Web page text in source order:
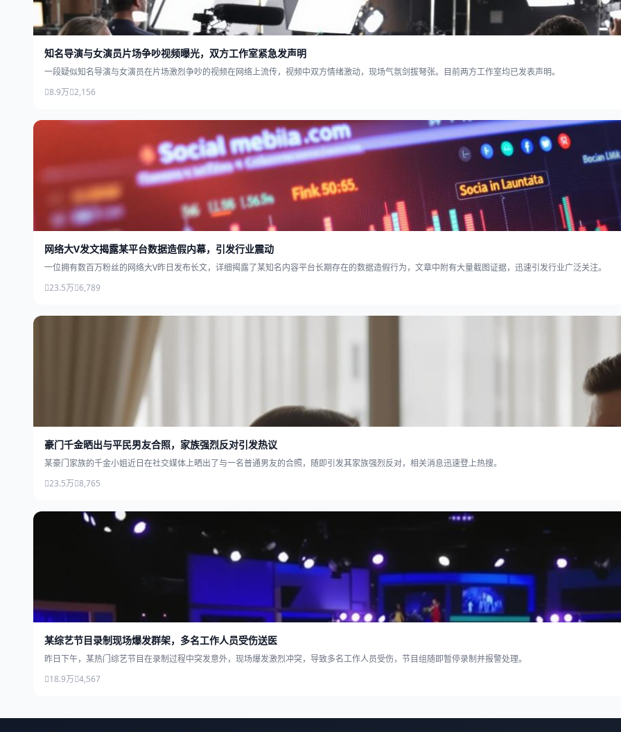
知名导演与女演员片场争吵视频曝光，双方工作室紧急发声明
一段疑似知名导演与女演员在片场激烈争吵的视频在网络上流传，视频中双方情绪激动，现场气氛剑拔弩张。目前两方工作室均已发表声明。
8.9万 2,156
网络大V发文揭露某平台数据造假内幕，引发行业震动
一位拥有数百万粉丝的网络大V昨日发布长文，详细揭露了某知名内容平台长期存在的数据造假行为，文章中附有大量截图证据，迅速引发行业广泛关注。
23.5万 6,789
豪门千金晒出与平民男友合照，家族强烈反对引发热议
某豪门家族的千金小姐近日在社交媒体上晒出了与一名普通男友的合照，随即引发其家族强烈反对，相关消息迅速登上热搜。
23.5万 8,765
某综艺节目录制现场爆发群架，多名工作人员受伤送医
昨日下午，某热门综艺节目在录制过程中突发意外，现场爆发激烈冲突，导致多名工作人员受伤，节目组随即暂停录制并报警处理。
18.9万 4,567